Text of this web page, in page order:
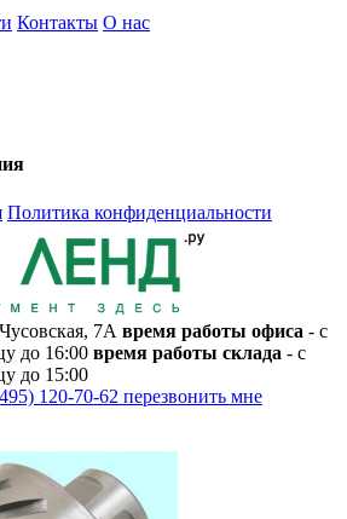
Контакты О нас
Политика конфиденциальности
7А время работы офиса - с
до 16:00 время работы склада - с
до 15:00
120-70-62 перезвонить мне